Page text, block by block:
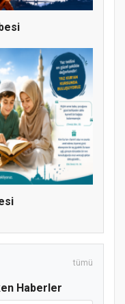
ZİYARET
tümü
Haberler